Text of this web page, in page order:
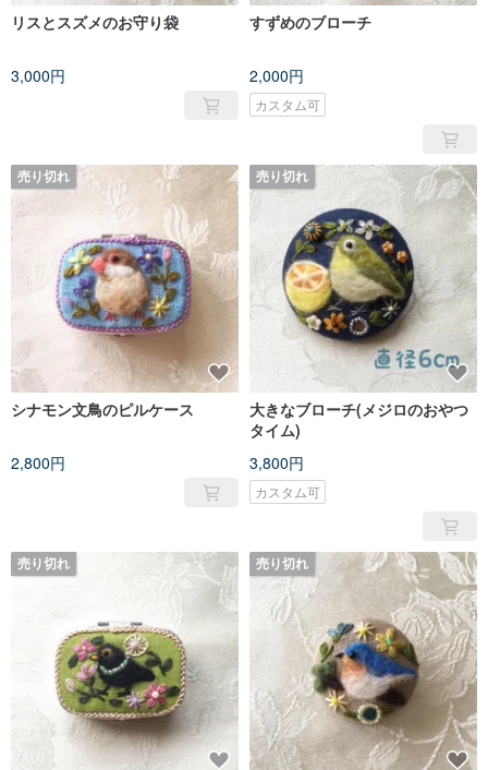
リスとスズメのお守り袋
3,000円
すずめのブローチ
2,000円
カスタム可
売り切れ
シナモン文鳥のピルケース
2,800円
売り切れ
大きなブローチ(メジロのおやつ
タイム)
3,800円
カスタム可
売り切れ 売り切れ